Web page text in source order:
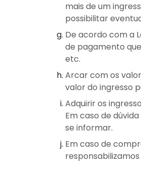
mais de um
possibilitar
De acordo com a
de pagamento
etc.
Arcar com os
valor do ingresso
Adquirir os
Em caso de
se informar.
Em caso de